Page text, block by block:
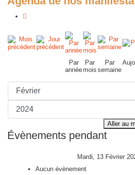
Par
année
Par
mois
Par
semaine
Aller au
Évènements pendant
Mardi, 13 Février
Aucun évènement